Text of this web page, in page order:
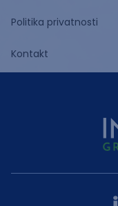
Politika privatnosti
Kontakt